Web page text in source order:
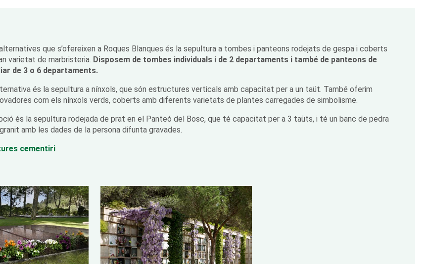
que s’ofereixen a Roques Blanques és la sepultura a tombes i panteons rodejats de gespa i coberts
varietat de marbristeria. Disposem de tombes individuals i de 2 departaments i també de panteons de
de 3 o 6 departaments.
és la sepultura a nínxols, que són estructures verticals amb capacitat per a un taüt. També oferim
com els nínxols verds, coberts amb diferents varietats de plantes carregades de simbolisme.
és la sepultura rodejada de prat en el Panteó del Bosc, que té capacitat per a 3 taüts, i té un banc de pedra
amb les dades de la persona difunta gravades.
cementiri